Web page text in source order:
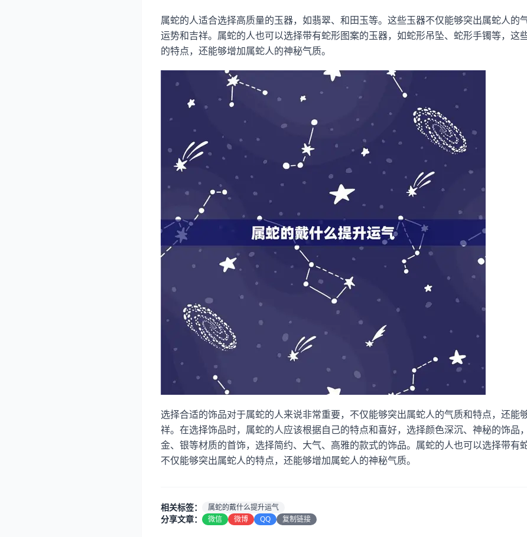
属蛇的人适合选择高质量的玉器，如翡翠、和田玉等。这些玉器不仅能够突出属蛇人的
运势和吉祥。属蛇的人也可以选择带有蛇形图案的玉器，如蛇形吊坠、蛇形手镯等，这
的特点，还能够增加属蛇人的神秘气质。
选择合适的饰品对于属蛇的人来说非常重要，不仅能够突出属蛇人的气质和特点，还能
祥。在选择饰品时，属蛇的人应该根据自己的特点和喜好，选择颜色深沉、神秘的饰品
金、银等材质的首饰，选择简约、大气、高雅的款式的饰品。属蛇的人也可以选择带有
不仅能够突出属蛇人的特点，还能够增加属蛇人的神秘气质。
相关标签： 属蛇的戴什么提升运气
分享文章： 微信 微博 QQ 复制链接